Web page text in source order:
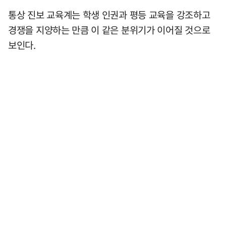
통상 진보 교육계는 학생 인권과 평등 교육을 강조하고
경쟁을 지양하는 만큼 이 같은 분위기가 이어질 것으로
보인다.